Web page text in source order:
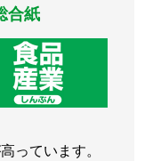
合紙
っています。